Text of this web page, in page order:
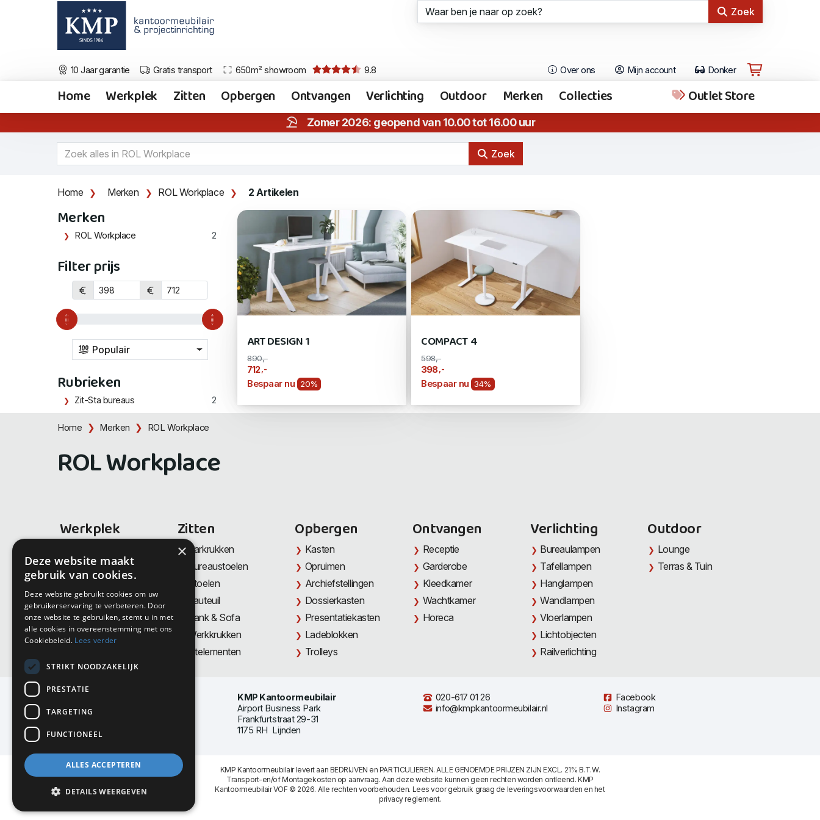
Zoek
10 Jaar garantie Gratis transport 650m² showroom 9.8 Over ons Mijn account Donker
Home Werkplek Zitten Opbergen Ontvangen Verlichting Outdoor Merken Collecties Outlet Store
Zomer 2026: geopend van 10.00 tot 16.00 uur
Zoek
Home Merken ROL Workplace 2 Artikelen
Merken
ROL Workplace 2
Filter prijs
Populair
Rubrieken
Zit-Sta bureaus 2
ART DESIGN 1
890,-
712 ,-
Bespaar nu 20%
COMPACT 4
598,-
398 ,-
Bespaar nu 34%
Home Merken ROL Workplace
ROL Workplace
Werkplek
Thuiswerkplek
Directiemeubilair
Akoestiek & Privacy
Tafels
Zitten
Barkrukken
Bureaustoelen
Stoelen
Fauteuil
Bank & Sofa
Werkkrukken
Zitelementen
Opbergen
Kasten
Opruimen
Archiefstellingen
Dossierkasten
Presentatiekasten
Ladeblokken
Trolleys
Ontvangen
Receptie
Garderobe
Kleedkamer
Wachtkamer
Horeca
Verlichting
Bureaulampen
Tafellampen
Hanglampen
Wandlampen
Vloerlampen
Lichtobjecten
Railverlichting
Outdoor
Lounge
Terras & Tuin
KMP Kantoormeubilair
Airport Business Park
Frankfurtstraat 29-31
1175 RH Lijnden
020-617 01 26
info@kmpkantoormeubilair.nl
Facebook
Instagram
KMP Kantoormeubilair levert aan BEDRIJVEN en PARTICULIEREN. ALLE GENOEMDE PRIJZEN ZIJN EXCL. 21% B.T.W.
Transport-en/of Montagekosten op aanvraag. Aan deze website kunnen geen rechten worden ontleend. KMP
Kantoormeubilair VOF © 2026. Alle rechten voorbehouden. Lees voor gebruik graag de leveringsvoorwaarden en het
privacy reglement.
×
Deze website maakt
gebruik van cookies.
Deze website gebruikt cookies om uw
gebruikerservaring te verbeteren. Door
onze website te gebruiken, stemt u in met
alle cookies in overeenstemming met ons
Cookiebeleid. Lees verder
STRIKT NOODZAKELIJK
PRESTATIE
TARGETING
FUNCTIONEEL
ALLES ACCEPTEREN
DETAILS WEERGEVEN